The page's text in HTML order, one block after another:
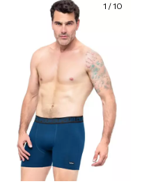
1 /10